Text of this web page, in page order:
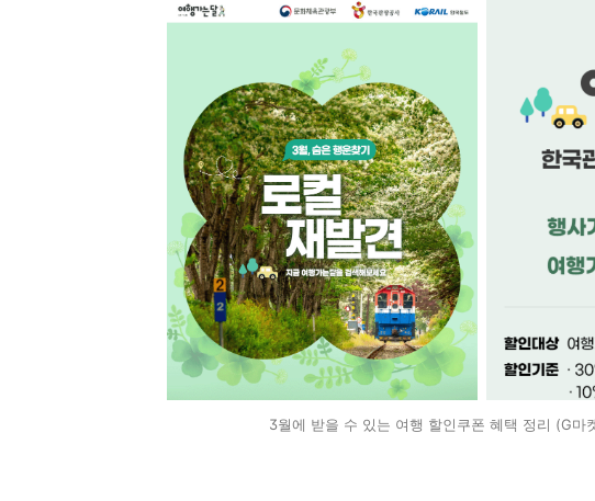
3월에 받을 수 있는 여행 할인쿠폰 혜택 정리 (G마